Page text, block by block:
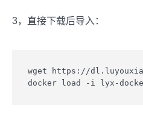
3，直接下载后导入：
wget https://
docker load -i lyx-